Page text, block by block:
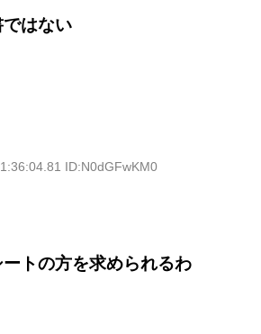
はない
ID:N0dGFwKM0
トの方を求められるわ